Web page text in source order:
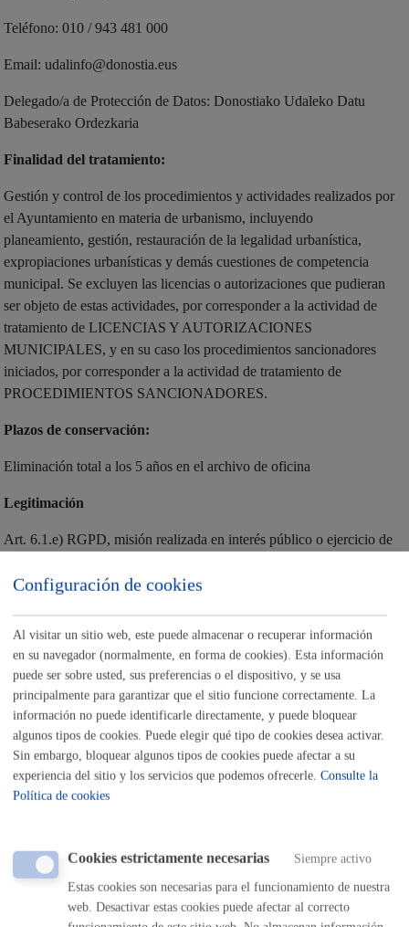
Teléfono: 010 / 943 481 000
Email: udalinfo@donostia.eus
Delegado/a de Protección de Datos: Donostiako Udaleko Datu
Babeserako Ordezkaria
Finalidad del tratamiento:
Gestión y control de los procedimientos y actividades realizados por
el Ayuntamiento en materia de urbanismo, incluyendo
planeamiento, gestión, restauración de la legalidad urbanística,
expropiaciones urbanísticas y demás cuestiones de competencia
municipal. Se excluyen las licencias o autorizaciones que pudieran
ser objeto de estas actividades, por corresponder a la actividad de
tratamiento de LICENCIAS Y AUTORIZACIONES
MUNICIPALES, y en su caso los procedimientos sancionadores
iniciados, por corresponder a la actividad de tratamiento de
PROCEDIMIENTOS SANCIONADORES.
Plazos de conservación:
Eliminación total a los 5 años en el archivo de oficina
Legitimación
Art. 6.1.e) RGPD, misión realizada en interés público o ejercicio de
de Instituciones Locales de Euskadi. -Artíclo 25.2.a) de la Ley
Legislativo 7/2015, de 30 de octubre, por el que se aprueba el texto
refundido de la Ley de Suelo y Rehabilitación Urbana. - Ley
21/2013, de 9 de diciembre, de Evaluación Ambiental. -Ordenanza
Reguladora de la ubicación de establecimientos públicos y
actividades recreativas. -Ordenanzas Complementarias de
Edificación. -Ordenanza Municipal Reguladora de la actuación
municipal para la protección del vecindario frente a las actividades
que produzcan incomodidades, alteren las normales condiciones de
Salubridad e Higiene o impliquen Riesgos para las personas o
Reguladora de la actuación municipal frente a la contaminación
acústica por ruidos y vibraciones. - Ordenanza Municipal para la
promoción de la accesibilidad a las viviendas situadas en las
Configuración de cookies
Al visitar un sitio web, este puede almacenar o recuperar información
en su navegador (normalmente, en forma de cookies). Esta información
puede ser sobre usted, sus preferencias o el dispositivo, y se usa
principalmente para garantizar que el sitio funcione correctamente. La
información no puede identificarle directamente, y puede bloquear
algunos tipos de cookies. Puede elegir qué tipo de cookies desea activar.
Sin embargo, bloquear algunos tipos de cookies puede afectar a su
experiencia del sitio y los servicios que podemos ofrecerle. Consulte la
Política de cookies
Cookies estrictamente necesarias Siempre activo
Estas cookies son necesarias para el funcionamiento de nuestra
web. Desactivar estas cookies puede afectar al correcto